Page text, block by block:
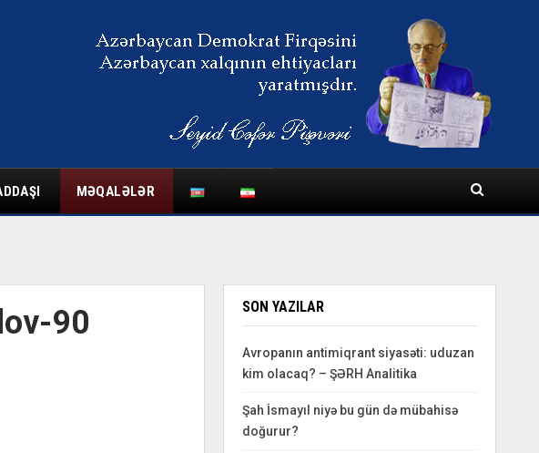
MƏQALƏLƏR
90 SON YAZILAR
Avropanın antimiqrant siyasəti: uduzan
kim olacaq? – ŞƏRH Analitika
Şah İsmayıl niyə bu gün də mübahisə
doğurur?